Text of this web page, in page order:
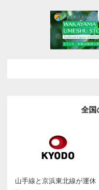
全国
山手線と京浜東北線が運休